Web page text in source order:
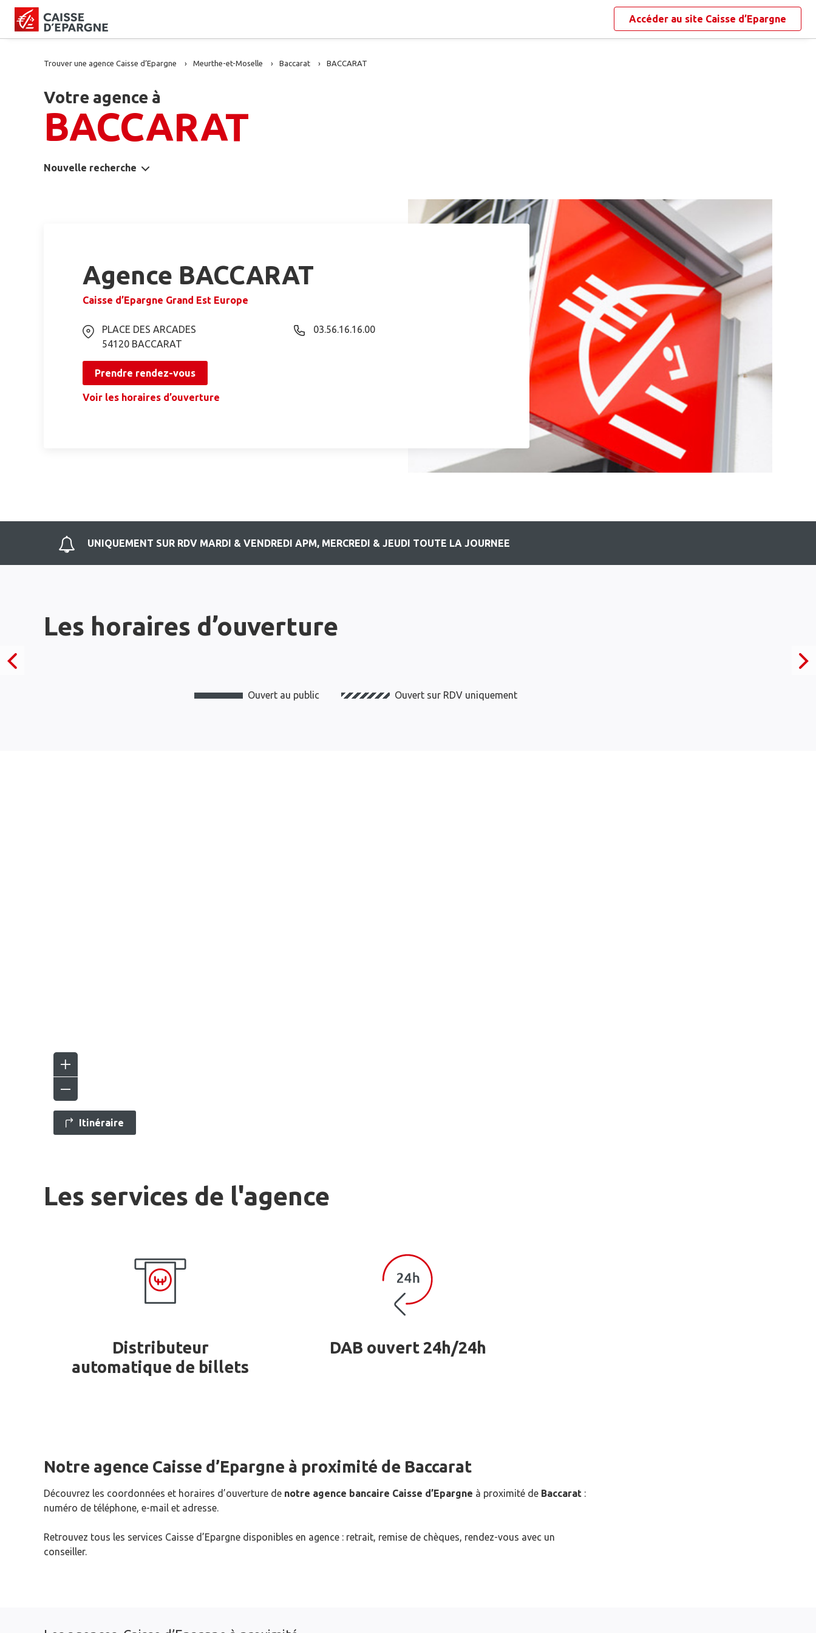
Accéder au site Caisse d’Epargne
Trouver une agence Caisse d’Epargne Meurthe-et-Moselle Baccarat BACCARAT
Votre agence à
BACCARAT
Nouvelle recherche
Agence BACCARAT
Caisse d’Epargne Grand Est Europe
PLACE DES ARCADES
54120 BACCARAT
03.56.16.16.00
Prendre rendez-vous
Voir les horaires d’ouverture
UNIQUEMENT SUR RDV MARDI & VENDREDI APM, MERCREDI & JEUDI TOUTE LA JOURNEE
Les horaires d’ouverture
Ouvert au public Ouvert sur RDV uniquement
Itinéraire
Les services de l'agence
Distributeur
automatique de billets
DAB ouvert 24h/24h
Notre agence Caisse d’Epargne à proximité de Baccarat
Découvrez les coordonnées et horaires d’ouverture de notre agence bancaire Caisse d’Epargne à proximité de Baccarat :
numéro de téléphone, e-mail et adresse.
Retrouvez tous les services Caisse d’Epargne disponibles en agence : retrait, remise de chèques, rendez-vous avec un
conseiller.